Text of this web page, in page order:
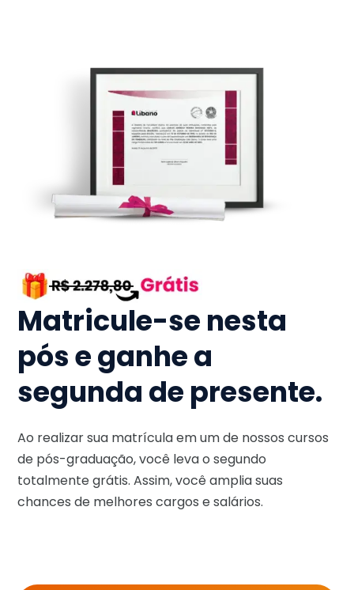
Matricule-se nesta
pós e ganhe a
segunda de presente.
Ao realizar sua matrícula em um de nossos cursos
de pós-graduação, você leva o segundo
totalmente grátis. Assim, você amplia suas
chances de melhores cargos e salários.